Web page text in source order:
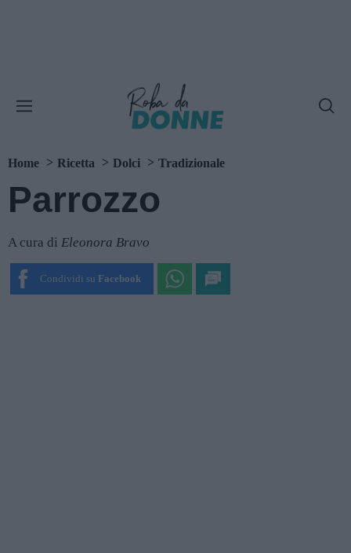
Home Ricetta Dolci Tradizionale
Parrozzo
A cura di Eleonora Bravo
Condividi su Facebook